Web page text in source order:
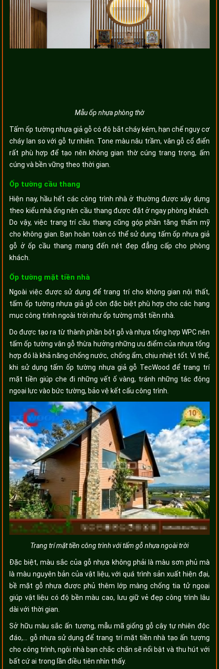
Mẫu ốp nhựa phòng thờ
Tấm ốp tường nhựa giả gỗ có độ bắt cháy kém, hạn chế nguy cơ
cháy lan so với gỗ tự nhiên. Tone màu nâu trầm, vân gỗ cổ điển
rất phù hợp để tạo nên không gian thờ cúng trang trọng, ấm
cúng và bền vững theo thời gian.
Ốp tường cầu thang
Hiện nay, hầu hết các công trình nhà ở thường được xây dựng
theo kiểu nhà ống nên cầu thang được đặt ở ngay phòng khách.
Do vậy, việc trang trí cầu thang cũng góp phần tăng thẩm mỹ
cho không gian. Bạn hoàn toàn có thể sử dụng tấm ốp nhựa giả
gỗ ở ốp cầu thang mang đến nét đẹp đẳng cấp cho phòng
khách.
Ốp tường mặt tiền nhà
Ngoài việc được sử dụng để trang trí cho không gian nội thất,
tấm ốp tường nhựa giả gỗ còn đặc biệt phù hợp cho các hạng
mục công trình ngoài trời như ốp tường mặt tiền nhà.
Do được tạo ra từ thành phần bột gỗ và nhựa tổng hợp WPC nên
tấm ốp tường vân gỗ thừa hưởng những ưu điểm của nhựa tổng
hợp đó là khả năng chống nước, chống ẩm, chịu nhiệt tốt. Vì thế,
khi sử dụng tấm ốp tường nhựa giả gỗ TecWood để trang trí
mặt tiền giúp che đi những vết ố vàng, tránh những tác động
ngoại lực vào bức tường, bảo vệ kết cấu công trình.
Trang trí mặt tiền công trình với tấm gỗ nhựa ngoài trời
Đặc biệt, màu sắc của gỗ nhựa không phải là màu sơn phủ mà
là màu nguyên bản của vật liệu, với quá trình sản xuất hiện đại,
bề mặt gỗ nhựa được phủ thêm lớp màng chống tia tử ngoại
giúp vật liệu có độ bền màu cao, lưu giữ vẻ đẹp công trình lâu
dài với thời gian.
Sở hữu màu sắc ấn tượng, mẫu mã giống gỗ cây tự nhiên độc
đáo,... gỗ nhựa sử dụng để trang trí mặt tiền nhà tạo ấn tượng
cho công trình, ngôi nhà bạn chắc chắn sẽ nổi bật và thu hút với
bất cứ ai trong lần điều tiên nhìn thấy.